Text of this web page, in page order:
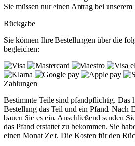
Sie müssen nur einen Antrag bei
Rückgabe
Sie können Ihre Bestellungen über die
begleichen:
Zahlungen
Bestimmte Teile sind pfandpflichtig. Das
Bestellung das Teil und ein Pfand. Nach
bauen Sie es ein. Anschließend senden
das Pfand erstattet zu bekommen. Sie
einen Monat Zeit. Die Kosten für den